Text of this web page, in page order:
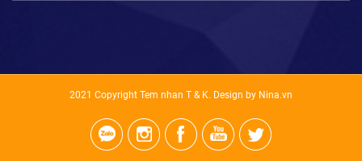
2021 Copyright Tem nhan T & K. Design by Nina.vn